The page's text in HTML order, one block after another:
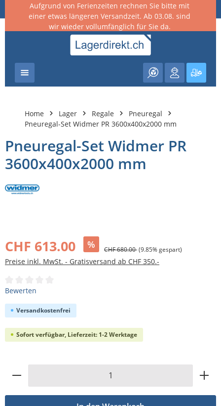
springen
Aufgrund von Ferienzeiten rechnen Sie bitte mit
einer etwas längeren Versandzeit. Ab 03.08. sind
wir wieder vollumfänglich für Sie da.
Home Lager Regale
Pneuregal
Pneuregal-Set Widmer PR 3600x400x2000 mm
Pneuregal-Set Widmer PR
3600x400x2000 mm
CHF 613.00 % CHF 680.00(9.85% gespart)
Preise inkl. MwSt. - Gratisversand ab CHF 350.-
Durchschnittliche Bewertung von 0 von 5 Sternen
Bewerten
Versandkostenfrei
Sofort verfügbar, Lieferzeit: 1-2 Werktage
Produkt Anzahl: Gib den gewünschten